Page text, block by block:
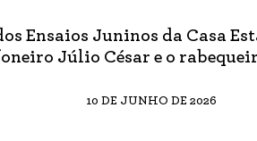
Ensaios Juninos da Casa
Júlio César e o
10 DE JUNHO DE 2026